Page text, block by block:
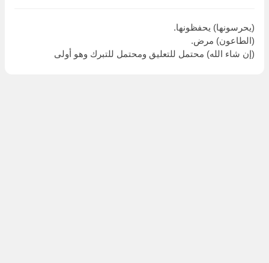
(يحرسونها) يحفظونها.
(الطاعون) مرض.
(إن شاء الله) محتمل للتعليق ومحتمل للتبرك وهو أولى